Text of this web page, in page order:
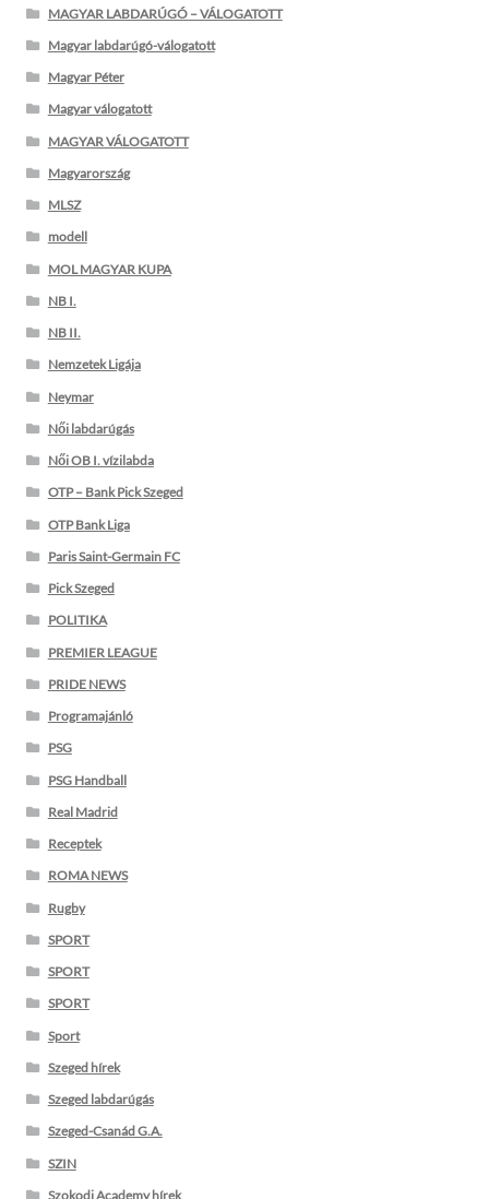
MAGYAR LABDARÚGÓ – VÁLOGATOTT
Magyar labdarúgó-válogatott
Magyar Péter
Magyar válogatott
MAGYAR VÁLOGATOTT
Magyarország
MLSZ
modell
MOL MAGYAR KUPA
NB I.
NB II.
Nemzetek Ligája
Neymar
Női labdarúgás
Női OB I. vízilabda
OTP – Bank Pick Szeged
OTP Bank Liga
Paris Saint-Germain FC
Pick Szeged
POLITIKA
PREMIER LEAGUE
PRIDE NEWS
Programajánló
PSG
PSG Handball
Real Madrid
Receptek
ROMA NEWS
Rugby
SPORT
SPORT
SPORT
Sport
Szeged hírek
Szeged labdarúgás
Szeged-Csanád G.A.
SZIN
Szokodi Academy hírek